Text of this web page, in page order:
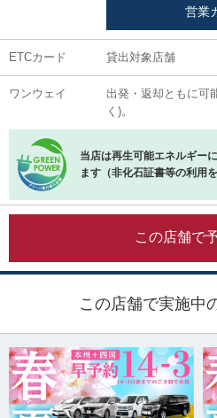
営業
ETCカード 貸出対象店舗
ワンウェイ
出発・返却ともに可
く)。
当店は再生可能エネルギー
ます（非化石証書等の利用を
この店舗で
この店舗で実施中